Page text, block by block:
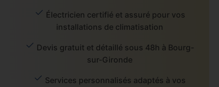
Électricien certifié et assuré pour vos
installations de climatisation
Devis gratuit et détaillé sous 48h à Bourg-
sur-Gironde
Services personnalisés adaptés à vos